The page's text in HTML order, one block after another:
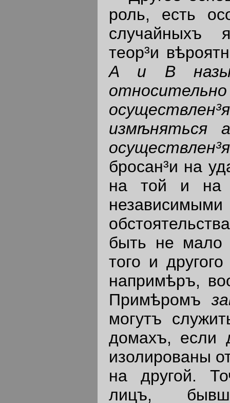
роль, есть
случайныхъ
теор³и
A и В
измѣняться
бросан³и на
на той и на
быть не мало
того и
напримѣръ,
Примѣромъ
могутъ
домахъ, если
изолированы
на другой.
лицъ,